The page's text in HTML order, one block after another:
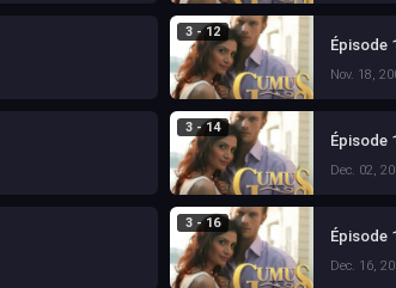
3 - 12
Épisode
Nov. 18,
3 - 14
Épisode
Dec. 02,
3 - 16
Épisode
Dec. 16,